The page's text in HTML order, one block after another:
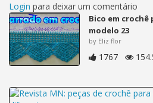
Login para deixar um comentário
Bico em
modelo 23
by Eliz flor
1767